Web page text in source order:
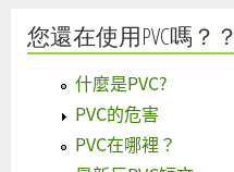
您還在使用PVC嗎？？
什麼是PVC?
PVC的危害
PVC在哪裡？